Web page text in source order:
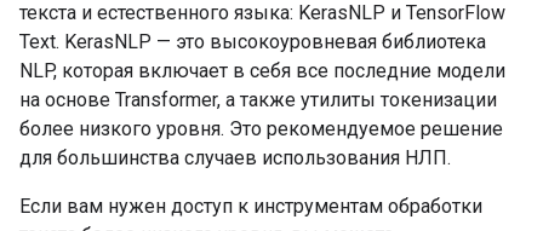
текста и естественного языка: KerasNLP и TensorFlow
Text. KerasNLP — это высокоуровневая библиотека
NLP, которая включает в себя все последние модели
на основе Transformer, а также утилиты токенизации
более низкого уровня. Это рекомендуемое решение
для большинства случаев использования НЛП.
Если вам нужен доступ к инструментам обработки